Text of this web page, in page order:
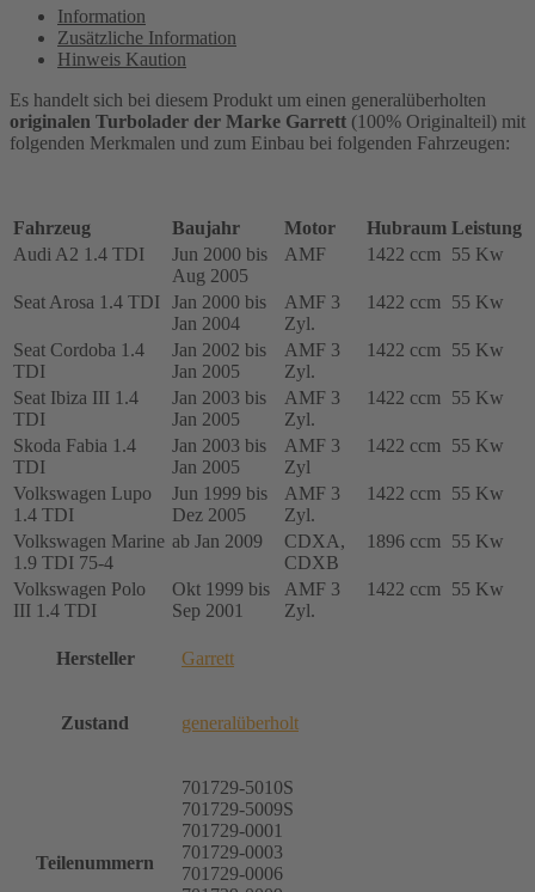
Skoda,
TDI
-
55
Kw,
CDXB
MOTOR
(DIESEL),
701729-
Menge
Information
Zusätzliche Information
Hinweis Kaution
Es handelt sich bei diesem Produkt um einen generalüberholten
originalen Turbolader der Marke Garrett (100% Originalteil) mit
folgenden Merkmalen und zum Einbau bei folgenden Fahrzeugen:
Fahrzeug Baujahr Motor Hubraum Leistung
Audi A2 1.4 TDI
Jun 2000 bis
Aug 2005
AMF 1422 ccm 55 Kw
Seat Arosa 1.4 TDI Jan 2000 bis
Jan 2004
AMF 3
Zyl.
1422 ccm 55 Kw
Seat Cordoba 1.4
TDI
Jan 2002 bis
Jan 2005
AMF 3
Zyl.
1422 ccm 55 Kw
Seat Ibiza III 1.4
TDI
Jan 2003 bis
Jan 2005
AMF 3
Zyl.
1422 ccm 55 Kw
Skoda Fabia 1.4
TDI
Jan 2003 bis
Jan 2005
AMF 3
Zyl
1422 ccm 55 Kw
Volkswagen Lupo
1.4 TDI
Jun 1999 bis
Dez 2005
AMF 3
Zyl.
1422 ccm 55 Kw
Volkswagen Marine
1.9 TDI 75-4
ab Jan 2009
CDXA,
CDXB
1896 ccm 55 Kw
Volkswagen Polo
III 1.4 TDI
Okt 1999 bis
Sep 2001
AMF 3
Zyl.
1422 ccm 55 Kw
Hersteller Garrett
Zustand generalüberholt
Teilenummern
701729-5010S
701729-5009S
701729-0001
701729-0003
701729-0006